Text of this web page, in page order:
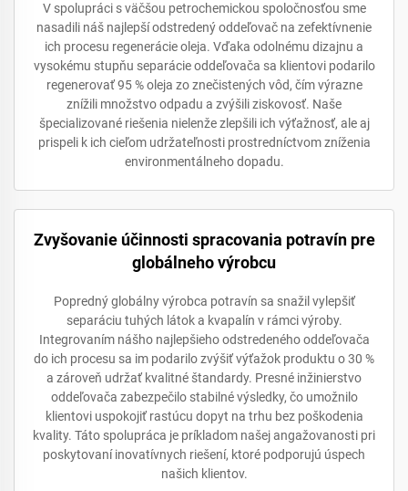
V spolupráci s väčšou petrochemickou spoločnosťou sme
nasadili náš najlepší odstredený oddeľovač na zefektívnenie
ich procesu regenerácie oleja. Vďaka odolnému dizajnu a
vysokému stupňu separácie oddeľovača sa klientovi podarilo
regenerovať 95 % oleja zo znečistených vôd, čím výrazne
znížili množstvo odpadu a zvýšili ziskovosť. Naše
špecializované riešenia nielenže zlepšili ich výťažnosť, ale aj
prispeli k ich cieľom udržateľnosti prostredníctvom zníženia
environmentálneho dopadu.
Zvyšovanie účinnosti spracovania potravín pre
globálneho výrobcu
Popredný globálny výrobca potravín sa snažil vylepšiť
separáciu tuhých látok a kvapalín v rámci výroby.
Integrovaním nášho najlepšieho odstredeného oddeľovača
do ich procesu sa im podarilo zvýšiť výťažok produktu o 30 %
a zároveň udržať kvalitné štandardy. Presné inžinierstvo
oddeľovača zabezpečilo stabilné výsledky, čo umožnilo
klientovi uspokojiť rastúcu dopyt na trhu bez poškodenia
kvality. Táto spolupráca je príkladom našej angažovanosti pri
poskytovaní inovatívnych riešení, ktoré podporujú úspech
našich klientov.